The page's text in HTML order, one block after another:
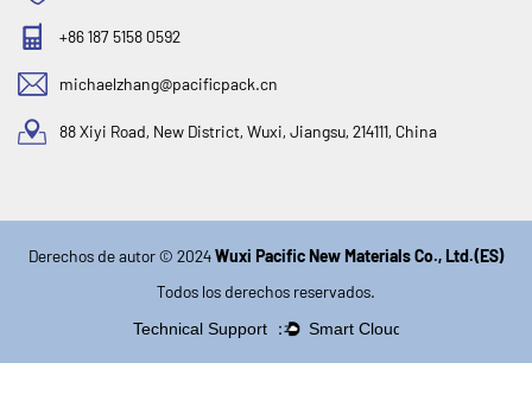
+86 187 5158 0592
michaelzhang@pacificpack.cn
88 Xiyi Road, New District, Wuxi, Jiangsu, 214111, China
Derechos de autor © 2024Wuxi Pacific New Materials Co., Ltd.(ES)
Todos los derechos reservados.